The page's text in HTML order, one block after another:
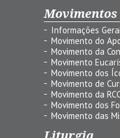
Movimentos
Informações
Movimento do
Movimento da
Movimento
Movimento dos
Movimento de
Movimento da
Movimento dos
Movimento das